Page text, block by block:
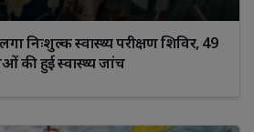
निःशुल्क स्वास्थ्य परीक्षण शिविर, 49
की हुई स्वास्थ्य जांच